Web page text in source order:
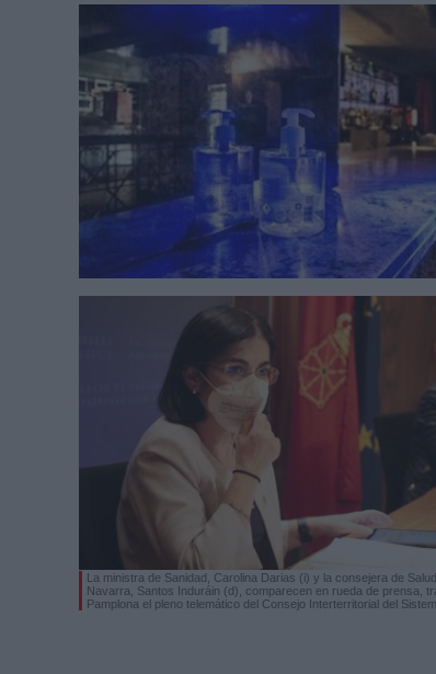
La ministra de Sanidad, Carolina Darias (i) y la consejera de
Navarra, Santos Induráin (d), comparecen en rueda de prensa,
Pamplona el pleno telemático del Consejo Interterritorial del